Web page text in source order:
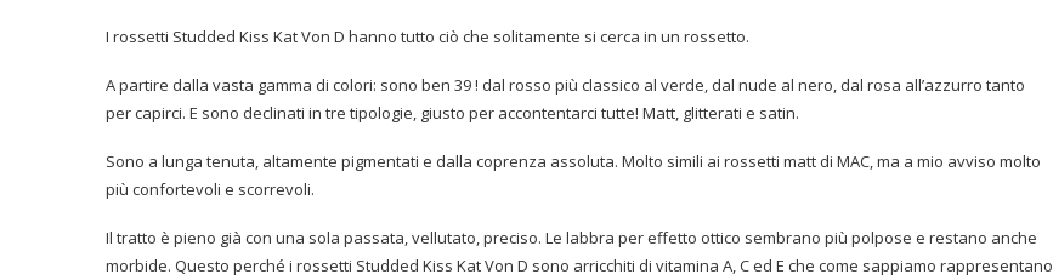
I rossetti Studded Kiss Kat Von D hanno tutto ciò che solitamente si cerca in un rossetto.
A partire dalla vasta gamma di colori: sono ben 39 ! dal rosso più classico al verde, dal nude al nero, dal rosa all’azzurro tanto
per capirci. E sono declinati in tre tipologie, giusto per accontentarci tutte! Matt, glitterati e satin.
Sono a lunga tenuta, altamente pigmentati e dalla coprenza assoluta. Molto simili ai rossetti matt di MAC, ma a mio avviso molto
più confortevoli e scorrevoli.
Il tratto è pieno già con una sola passata, vellutato, preciso. Le labbra per effetto ottico sembrano più polpose e restano anche
morbide. Questo perché i rossetti Studded Kiss Kat Von D sono arricchiti di vitamina A, C ed E che come sappiamo rappresentano